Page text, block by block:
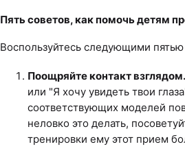
Пять советов, как помочь детям
Воспользуйтесь следующими
Поощряйте контакт взглядом.
или "Я хочу увидеть твои
соответствующих моделей
неловко это делать,
тренировки ему этот прием